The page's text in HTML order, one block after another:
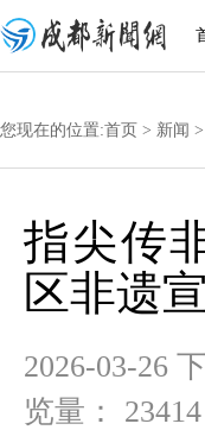
您现在的位置:首页 > 新闻
指尖传
区非遗
2026-03-
览量： 23414